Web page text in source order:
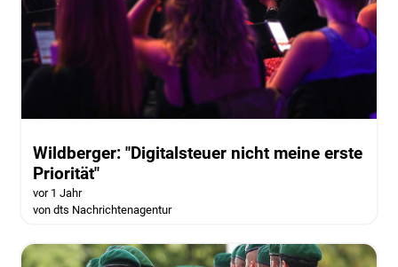
Wildberger: "Digitalsteuer nicht meine erste
Priorität"
vor 1 Jahr
von dts Nachrichtenagentur